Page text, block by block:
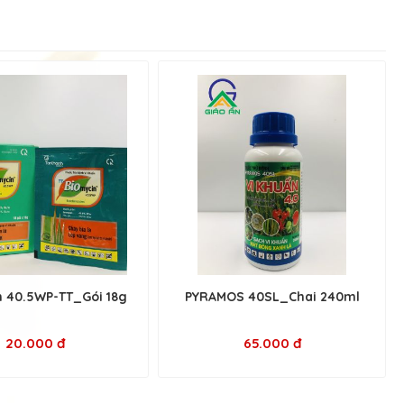
TT_Gói 18g
20.000 đ
PYRAMOS 40SL_Chai 240ml
65.000 đ